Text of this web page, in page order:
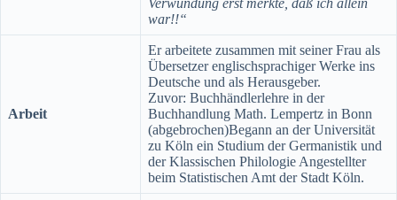
Verwundung erst merkte, daß ich allein
war!!“
Arbeit
Er arbeitete zusammen mit seiner Frau als
Übersetzer englischsprachiger Werke ins
Deutsche und als Herausgeber.
Zuvor: Buchhändlerlehre in der
Buchhandlung Math. Lempertz in Bonn
(abgebrochen)Begann an der Universität
zu Köln ein Studium der Germanistik und
der Klassischen Philologie Angestellter
beim Statistischen Amt der Stadt Köln.